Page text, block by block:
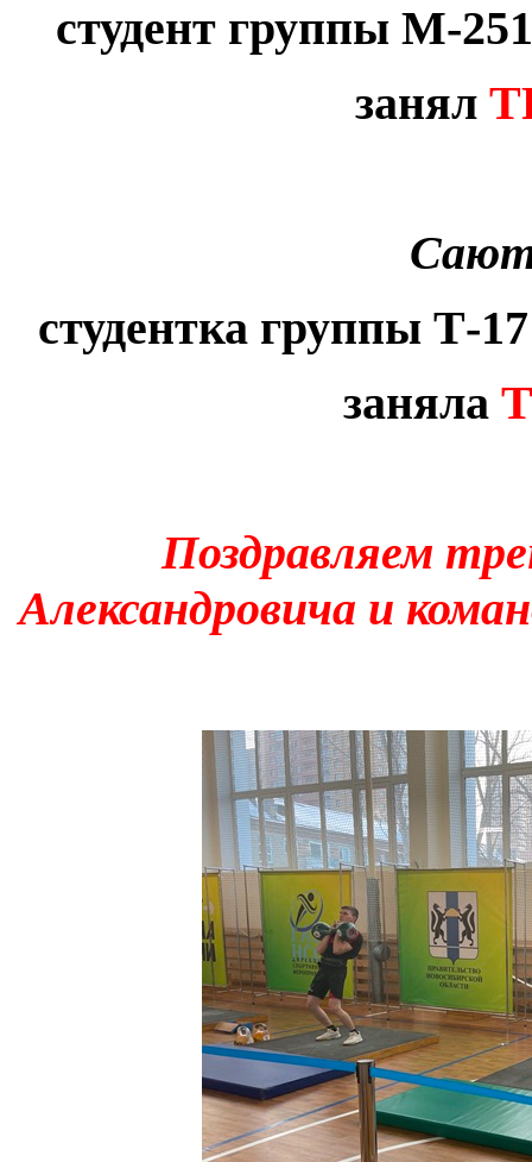
студент группы М-
занял
студентка группы Т-
заняла
Поздравляем
Александровича и